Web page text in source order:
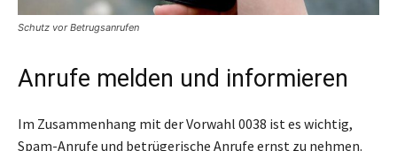
Schutz vor Betrugsanrufen
Anrufe melden und informieren
Im Zusammenhang mit der Vorwahl 0038 ist es wichtig,
Spam-Anrufe und betrügerische Anrufe ernst zu nehmen.